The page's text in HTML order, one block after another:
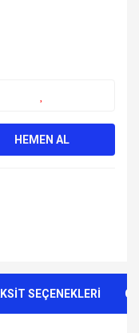
HEMEN AL
SEÇENEKLERİ